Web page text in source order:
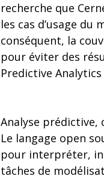
recherche que
les cas d’usage
conséquent, la
pour éviter des
Predictive
Analyse prédictive,
Le langage open
pour interpréter,
tâches de